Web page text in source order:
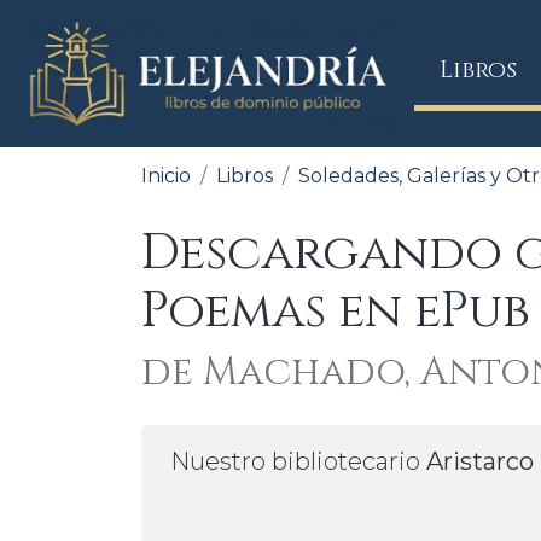
Libros
Inicio Libros Soledades, Galerías y
Descargando
Poemas en ePub
de Machado,
Nuestro bibliotecario Aristarco